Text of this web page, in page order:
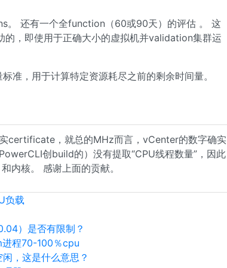
。 还有一个全function（60或90天）的评估 。 这
的，即使用于正确大小的虚拟机并validation集群运
准，用于计算特定资源耗尽之前的剩余时间量。
certificate，就总的MHz而言，vCenter的数字确实
创build的）没有提取“CPU线程数量”，因此
内核。 感谢上面的贡献。
负载
）是否有限制？
程70-100％cpu
，这是什么意思？